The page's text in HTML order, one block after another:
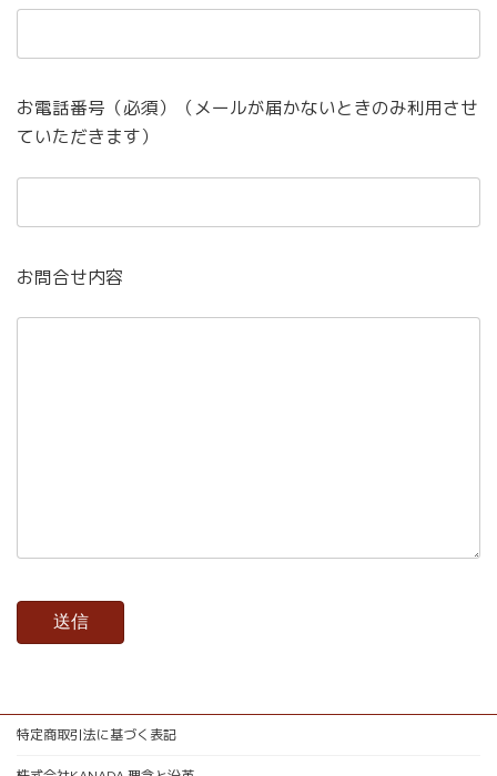
お電話番号（必須）（メールが届かないときのみ利用させ
ていただきます）
お問合せ内容
特定商取引法に基づく表記